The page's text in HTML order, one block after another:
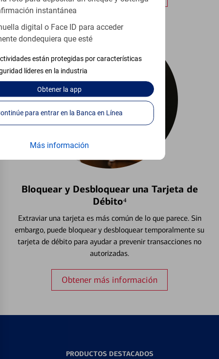
instantánea
digital o Face ID para acceder
dondequiera que esté
están protegidas por características
líderes en la industria
Obtenerla app
Continúe para entrar en la Banca en Línea
Más información
Bloquear y Desbloquear una Tarjeta de
Débito⁴
Extraviar una tarjeta es más común de lo que parece. Sin
embargo, puede bloquear y desbloquear temporalmente su
tarjeta de débito para ayudar a prevenir transacciones no
autorizadas.
Obtener más información
PRODUCTOS DESTACADOS